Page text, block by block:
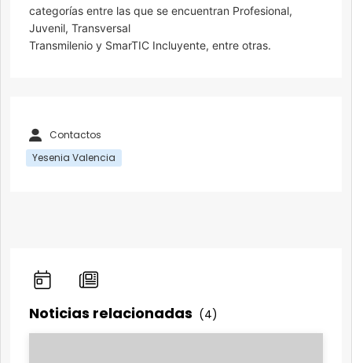
categorías entre las que se encuentran Profesional,
Juvenil, Transversal
Transmilenio y SmarTIC Incluyente, entre otras.
Contactos
Yesenia Valencia
Noticias relacionadas (4)